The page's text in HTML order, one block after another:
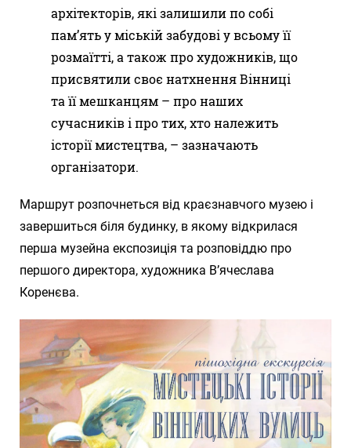
архітекторів, які залишили по собі
пам’ять у міській забудові у всьому її
розмаїтті, а також про художників, що
присвятили своє натхнення Вінниці
та її мешканцям – про наших
сучасників і про тих, хто належить
історії мистецтва, – зазначають
організатори.
Маршрут розпочнеться від краєзнавчого музею і
завершиться біля будинку, в якому відкрилася
перша музейна експозиція та розповіддю про
першого директора, художника В’ячеслава
Коренєва.